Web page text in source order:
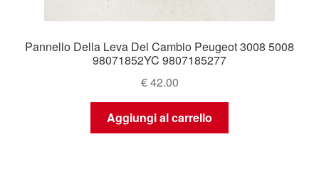
Pannello Della Leva Del Cambio Peugeot 3008 5008
98071852YC 9807185277
€42.00
Aggiungi al carrello